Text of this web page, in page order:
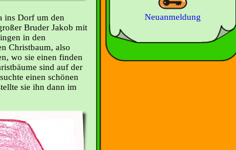
ins Dorf um den
Bruder Jakob mit
in den
Christbaum, also
wo sie einen finden
sind auf der
einen schönen
sie ihn dann im
Neuanmeldung